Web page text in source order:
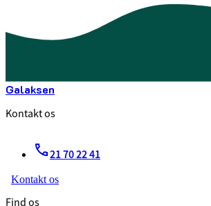
Galaksen
Kontakt os
21 70 22 41
Kontakt os
Find os